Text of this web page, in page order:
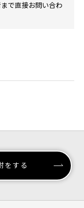
で直接お問い合わ
をする